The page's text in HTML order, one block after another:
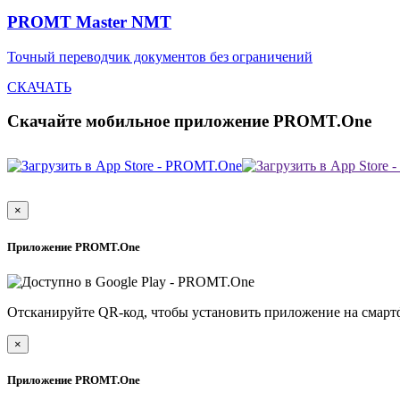
PROMT Master NMT
Точный переводчик документов без ограничений
СКАЧАТЬ
Скачайте мобильное приложение PROMT.One
×
Приложение PROMT.One
Отсканируйте QR-код, чтобы установить приложение на
×
Приложение PROMT.One